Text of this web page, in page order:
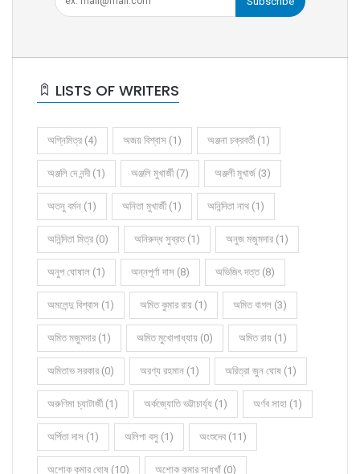
LISTS OF WRITERS
অগ্নিমিত্র (4) অজয় বিশ্বাস (1) অঞ্জনা চক্রবর্তী (1)
অঞ্জলি দে নন্দী (1) অঞ্জলি মুখার্জী (7) অঞ্জলী মুখার্জ (3)
অতনু বর্মন (1) অনিতা মুখার্জী (1) অনিন্দিতা নাথ (1)
অনিন্দিতা মিত্র (0) অনিরুদ্ধ সুব্রত (1) অনুজ মজুমদার (1)
অনুপ ঘোষাল (1) অন্নপূর্ণা দাস (8) অভিজিৎ দত্ত (8)
অমলেন্দু বিশ্বাস (1) অমিত কুমার রায় (1) অমিত বাগল (3)
অমিত মজুমদার (1) অমিত মুখোপাধ্যায় (0) অমিত রায় (1)
অমিতাভ সরকার (0) অরণ্য রহমান (1) অরিত্রা জুন ঘোষ (1)
অরুণিমা চ্যাটার্জী (1) অর্কজ্যোতি ভট্টাচার্য্য (1) অর্ণব সাহা (1)
অর্পিতা দাস (1) অলিপা বসু (1) অংশুদেব (11)
অশোক কুমার ঘোষ (10) অশোক কুমার সাধুখাঁ (0)